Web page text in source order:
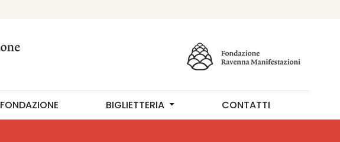
FONDAZIONE BIGLIETTERIA CONTATTI